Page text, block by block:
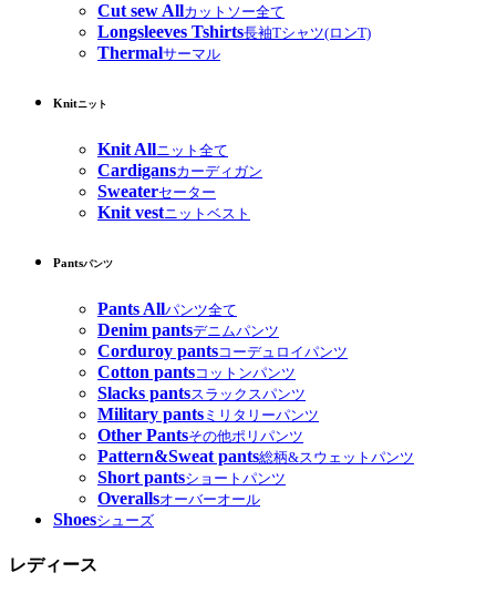
Cut sew Allカットソー全て
Longsleeves Tshirts長袖Tシャツ(ロンT)
Thermalサーマル
Knitニット
Knit Allニット全て
Cardigansカーディガン
Sweaterセーター
Knit vestニットベスト
Pantsパンツ
Pants Allパンツ全て
Denim pantsデニムパンツ
Corduroy pantsコーデュロイパンツ
Cotton pantsコットンパンツ
Slacks pantsスラックスパンツ
Military pants ミリタリーパンツ
Other Pantsその他ポリパンツ
Pattern&Sweat pants総柄&スウェットパンツ
Short pantsショートパンツ
Overallsオーバーオール
Shoesシューズ
レディース